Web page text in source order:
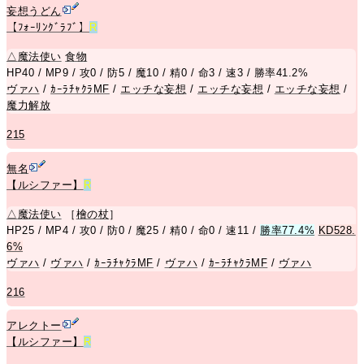
妄想うどん
【ﾌｫｰﾘﾝｸﾞﾗﾌﾞ】 R
△ 魔法使い 食物
HP40 / MP9 / 攻0 / 防5 / 魔10 / 精0 / 命3 / 速3 / 勝率41.2%
ヴァハ /ｶｰﾗﾁｬｸﾗMF / エッチな妄想 / エッチな妄想 / エッチな妄想 /
魔力解放
215
無名
【ルシファー】 R
△ 魔法使い ［ 檜の杖］
HP25 / MP4 / 攻0 / 防0 / 魔25 / 精0 / 命0 / 速11 / 勝率77.4% KD528.
6%
ヴァハ / ヴァハ /ｶｰﾗﾁｬｸﾗMF / ヴァハ / ｶｰﾗﾁｬｸﾗMF / ヴァハ
216
アレクトー
【ルシファー】
R